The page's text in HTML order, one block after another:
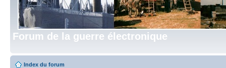
Forum de la guerre électronique
Index du forum